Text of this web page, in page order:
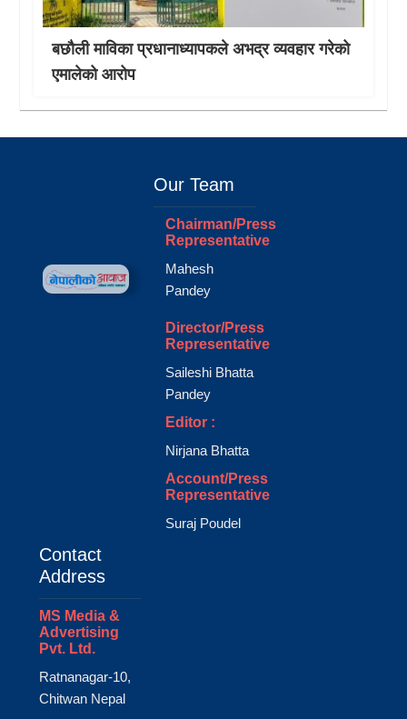
बछौली माविका प्रधानाध्यापकले अभद्र व्यवहार गरेको
एमालेको आरोप
Our Team
Chairman/Press
Representative
Mahesh
Pandey
Director/Press
Representative
Saileshi Bhatta
Pandey
Editor :
Nirjana Bhatta
Account/Press
Representative
Suraj Poudel
Contact
Address
MS Media &
Advertising
Pvt. Ltd.
Ratnanagar-10,
Chitwan Nepal